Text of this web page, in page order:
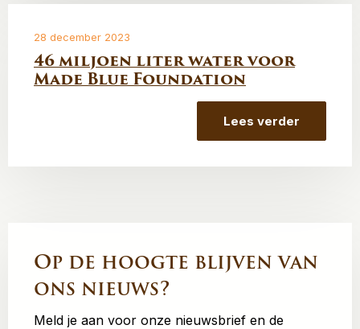
28 december 2023
46 miljoen liter water voor
Made Blue Foundation
Lees verder
Op de hoogte blijven van
ons nieuws?
Meld je aan voor onze nieuwsbrief en de